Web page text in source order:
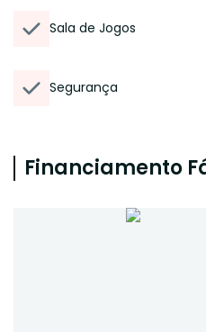
Sala de Jogos
Segurança
Financiamento